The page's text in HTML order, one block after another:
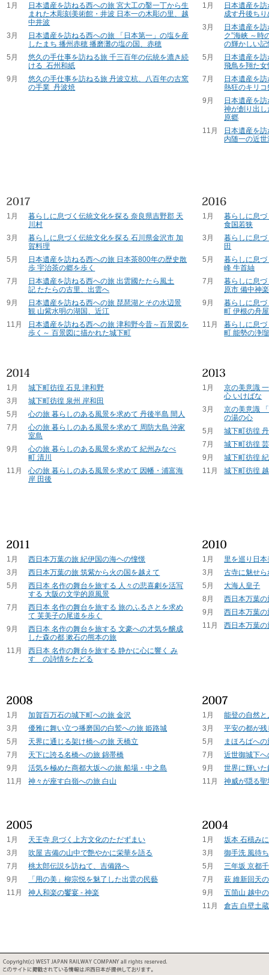
1月
日本遺産を訪ねる西への旅 宮大工の鑿一丁から生
まれた木彫刻美術館・井波 日本一の木彫の里、越
中井波
3月
日本遺産を訪ねる西への旅 「日本第一」の塩を産
したまち 播州赤穂 播磨灘の塩の国、赤穂
5月
悠久の手仕事を訪ねる旅 千三百年の伝統を漉き続
ける 石州和紙
9月
悠久の手仕事を訪ねる旅 丹波立杭、八百年の古窯
の手業 丹波焼
1月
日本遺産を
成す丹後ち
3月
日本遺産を
ク”海峡 ～時
の輝かしい記
5月
日本遺産を
飛鳥を翔た
7月
日本遺産を
熱狂のキリ
9月
日本遺産を
神が創り出
原郷
11月
日本遺産を
内随一の近
1月
暮らしに息づく伝統文化を探る 奈良県吉野郡 天
川村
3月
暮らしに息づく伝統文化を探る 石川県金沢市 加
賀料理
5月
日本遺産を訪ねる西への旅 日本茶800年の歴史散
歩 宇治茶の郷を歩く
7月
日本遺産を訪ねる西への旅 出雲國たたら風土
記 たたらの古里、出雲へ
9月
日本遺産を訪ねる西への旅 琵琶湖とその水辺景
観 山紫水明の湖国、近江
11月
日本遺産を訪ねる西への旅 津和野今昔～百景図を
歩く～ 百景図に描かれた城下町
1月
暮らしに息
食国若狭
3月
暮らしに息
田
5月
暮らしに息
峰 牛首紬
7月
暮らしに息
原市 備中神楽
9月
暮らしに息
町 伊根の舟屋
11月
暮らしに息
町 能勢の浄
1月
城下町彷徨 石見 津和野
3月
城下町彷徨 泉州 岸和田
5月
心の旅 暮らしのある風景を求めて 丹後半島 間人
7月
心の旅 暮らしのある風景を求めて 周防大島 沖家
室島
9月
心の旅 暮らしのある風景を求めて 紀州みなべ
町 清川
11月
心の旅 暮らしのある風景を求めて 因幡・浦富海
岸 田後
1月
京の美意識
心 いけばな
3月
京の美意識
の湯の心
5月
城下町彷徨
7月
城下町彷徨
9月
城下町彷徨
11月
城下町彷徨
1月
西日本万葉の旅 紀伊国の海ヘの憧憬
3月
西日本万葉の旅 筑紫から火の国を越えて
5月
西日本 名作の舞台を旅する 人々の悲喜劇を活写
する 大阪の文学的原風景
7月
西日本 名作の舞台を旅する 旅のふるさとを求め
て 芙美子の尾道を歩く
9月
西日本 名作の舞台を旅する 文豪への才気を醸成
した森の都 漱石の熊本の旅
11月
西日本 名作の舞台を旅する 静かに心に響く み
すゞの詩情をたどる
1月
里を巡り日
3月
古寺に魅せ
5月
大海人皇子
8月
西日本万葉
9月
西日本万葉
11月
西日本万葉
1月
加賀百万石の城下町への旅 金沢
3月
優雅に舞い立つ播磨国の白鷲への旅 姫路城
5月
天界に通じる架け橋への旅 天橋立
7月
天下に誇る名橋への旅 錦帯橋
9月
活気を極めた商都大坂への旅 船場・中之島
11月
神々が座す白嶺への旅 白山
1月
能登の自然
3月
平安の都が
5月
まほろばへ
7月
近世御城下
9月
世界に輝い
11月
神威が隠る
1月
天王寺 息づく上方文化のただずまい
3月
吹屋 吉備の山中で艶やかに栄華を語る
7月
桃太郎伝説を訪ねて、吉備路へ
9月
「用の美」柳宗悦を魅了した出雲の民藝
11月
神人和楽の饗宴 - 神楽
1月
坂本 石積み
3月
御手洗 風待
5月
三年坂 京都
7月
萩 維新回天
9月
五箇山 越中
11月
倉吉 白壁土